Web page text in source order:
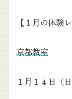
【１月の体験
京都教室
１月１４日（